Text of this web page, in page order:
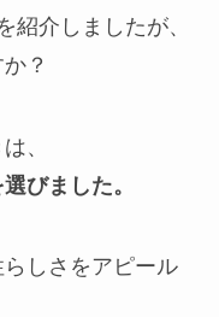
紹介しましたが、
？
、
びました。
しさをアピール